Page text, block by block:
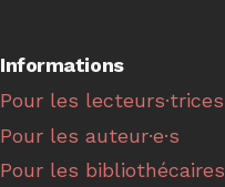
Informations
Pour les lecteurs·trices
Pour les auteur·e·s
Pour les bibliothécaires